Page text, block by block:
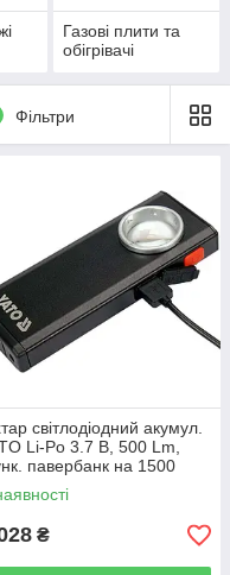
Газові плити та
обігрівачі
Фільтри
світлодіодний акумул.
Li-Po 3.7 В, 500 Lm,
павербанк на 1500
YT-08556
₴